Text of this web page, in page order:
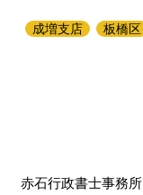
成増支店 板橋区
赤石行政書士事務所